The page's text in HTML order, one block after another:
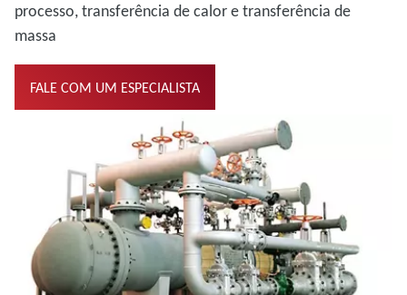
processo, transferência de calor e transferência de
massa
FALE COM UM ESPECIALISTA